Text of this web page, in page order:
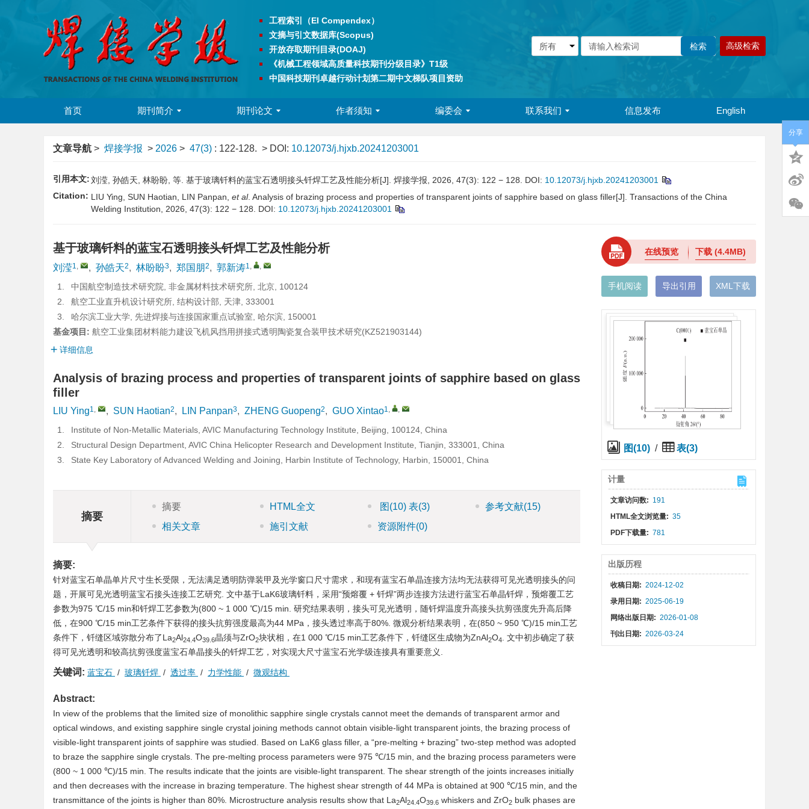
工程索引（EI Compendex）
文摘与引文数据库(Scopus)
开放存取期刊目录(DOAJ)
《机械工程领域高质量科技期刊分级目录》T1级
中国科技期刊卓越行动计划第二期中文梯队项目资助
高级检索
首页 期刊简介 期刊论文 作者须知 编委会 联系我们 信息发布 English
文章导航 > 焊接学报 > 2026 > 47(3) : 122-128. > DOI: 10.12073/j.hjxb.20241203001
引用本文:刘滢, 孙皓天, 林盼盼, 等. 基于玻璃钎料的蓝宝石透明接头钎焊工艺及性能分析[J]. 焊接学报, 2026, 47(3): 122 − 128. DOI: 10.12073/j.hjxb.20241203001
Citation: LIU Ying, SUN Haotian, LIN Panpan, et al. Analysis of brazing process and properties of transparent joints of sapphire based on glass filler[J]. Transactions of the China
Welding Institution, 2026, 47(3): 122 − 128.
DOI: 10.12073/j.hjxb.20241203001
基于玻璃钎料的蓝宝石透明接头钎焊工艺及性能分析
刘滢1, , 孙皓天2, 林盼盼3, 郑国朋2, 郭新涛1, ,
1.
中国航空制造技术研究院, 非金属材料技术研究所, 北京, 100124
2.
航空工业直升机设计研究所, 结构设计部, 天津, 333001
3.
哈尔滨工业大学, 先进焊接与连接国家重点试验室, 哈尔滨, 150001
基金项目: 航空工业集团材料能力建设飞机风挡用拼接式透明陶瓷复合装甲技术研究(KZ521903144)
详细信息
Analysis of brazing process and properties of transparent joints of sapphire based on glass
filler
LIU Ying1, , SUN Haotian2, LIN Panpan3, ZHENG Guopeng2, GUO Xintao1, ,
1.
Institute of Non-Metallic Materials, AVIC Manufacturing Technology Institute, Beijing, 100124, China
2.
Structural Design Department, AVIC China Helicopter Research and Development Institute, Tianjin, 333001, China
3.
State Key Laboratory of Advanced Welding and Joining, Harbin Institute of Technology, Harbin, 150001, China
摘要
摘要 HTML全文 图 (10) 表(3) 参考文献(15)
相关文章
施引文献 资源附件(0)
摘要:
针对蓝宝石单晶单片尺寸生长受限，无法满足透明防弹装甲及光学窗口尺寸需求，和现有蓝宝石单晶连接方法均无法获得可见光透明接头的问
题，开展可见光透明蓝宝石接头连接工艺研究. 文中基于LaK6玻璃钎料，采用“预熔覆 + 钎焊”两步连接方法进行蓝宝石单晶钎焊，预熔覆工艺
参数为975 ℃/15 min和钎焊工艺参数为(800 ~ 1 000 ℃)/15 min. 研究结果表明，接头可见光透明，随钎焊温度升高接头抗剪强度先升高后降
低，在900 ℃/15 min工艺条件下获得的接头抗剪强度最高为44 MPa，接头透过率高于80%. 微观分析结果表明，在(850 ~ 950 ℃)/15 min工艺
条件下，钎缝区域弥散分布了La2Al24.4O39.6晶须与ZrO2块状相，在1 000 ℃/15 min工艺条件下，钎缝区生成物为ZnAl2O4
. 文中初步确定了获
得可见光透明和较高抗剪强度蓝宝石单晶接头的钎焊工艺，对实现大尺寸蓝宝石光学级连接具有重要意义.
关键词: 蓝宝石 / 玻璃钎焊 / 透过率 / 力学性能 / 微观结构
Abstract:
In view of the problems that the limited size of monolithic sapphire single crystals cannot meet the demands of transparent armor and
optical windows, and existing sapphire single crystal joining methods cannot obtain visible-light transparent joints, the brazing process of
visible-light transparent joints of sapphire was studied. Based on LaK6 glass filler, a “pre-melting + brazing” two-step method was adopted
to braze the sapphire single crystals. The pre-melting process parameters were 975 ℃/15 min, and the brazing process parameters were
(800 ~ 1 000 ℃)/15 min. The results indicate that the joints are visible-light transparent. The shear strength of the joints increases initially
and then decreases with the increase in brazing temperature. The highest shear strength of 44 MPa is obtained at 900 ℃/15 min, and the
transmittance of the joints is higher than 80%. Microstructure analysis results show that La2Al24.4O39.6 whiskers and ZrO2 bulk phases are
在线预览 下载(4.4MB)
手机阅读 导出引用 XML下载
图(10) / 表(3)
计量
文章访问数: 191
HTML全文浏览量: 35
PDF下载量: 781
出版历程
收稿日期: 2024-12-02
录用日期: 2025-06-19
网络出版日期: 2026-01-08
刊出日期: 2026-03-24
分享